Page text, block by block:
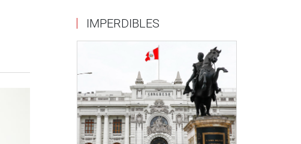
IMPERDIBLES